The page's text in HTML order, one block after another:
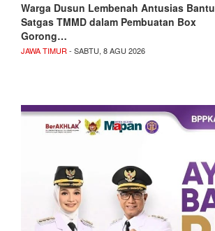
Warga Dusun Lembenah Antusias Bantu
Satgas TMMD dalam Pembuatan Box
Gorong…
JAWA TIMUR- SABTU, 8 AGU 2026